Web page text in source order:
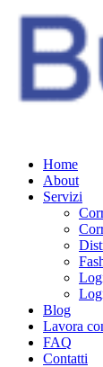
Home
About
Servizi
Blog
Lavora
FAQ
Contatti